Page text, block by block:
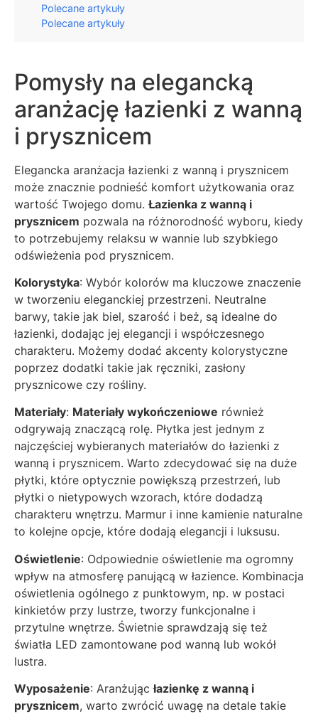
Polecane artykuły
Polecane artykuły
Pomysły na elegancką
aranżację łazienki z wanną
i prysznicem
Elegancka aranżacja łazienki z wanną i prysznicem
może znacznie podnieść komfort użytkowania oraz
wartość Twojego domu. Łazienka z wanną i
prysznicem pozwala na różnorodność wyboru, kiedy
to potrzebujemy relaksu w wannie lub szybkiego
odświeżenia pod prysznicem.
Kolorystyka: Wybór kolorów ma kluczowe znaczenie
w tworzeniu eleganckiej przestrzeni. Neutralne
barwy, takie jak biel, szarość i beż, są idealne do
łazienki, dodając jej elegancji i współczesnego
charakteru. Możemy dodać akcenty kolorystyczne
poprzez dodatki takie jak ręczniki, zasłony
prysznicowe czy rośliny.
Materiały: Materiały wykończeniowe również
odgrywają znaczącą rolę. Płytka jest jednym z
najczęściej wybieranych materiałów do łazienki z
wanną i prysznicem. Warto zdecydować się na duże
płytki, które optycznie powiększą przestrzeń, lub
płytki o nietypowych wzorach, które dodadzą
charakteru wnętrzu. Marmur i inne kamienie naturalne
to kolejne opcje, które dodają elegancji i luksusu.
Oświetlenie: Odpowiednie oświetlenie ma ogromny
wpływ na atmosferę panującą w łazience. Kombinacja
oświetlenia ogólnego z punktowym, np. w postaci
kinkietów przy lustrze, tworzy funkcjonalne i
przytulne wnętrze. Świetnie sprawdzają się też
światła LED zamontowane pod wanną lub wokół
lustra.
Wyposażenie: Aranżującłazienkę z wanną i
prysznicem, warto zwrócić uwagę na detale takie